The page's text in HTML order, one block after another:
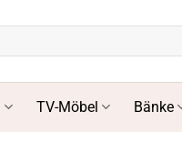
TV-Möbel Bänke